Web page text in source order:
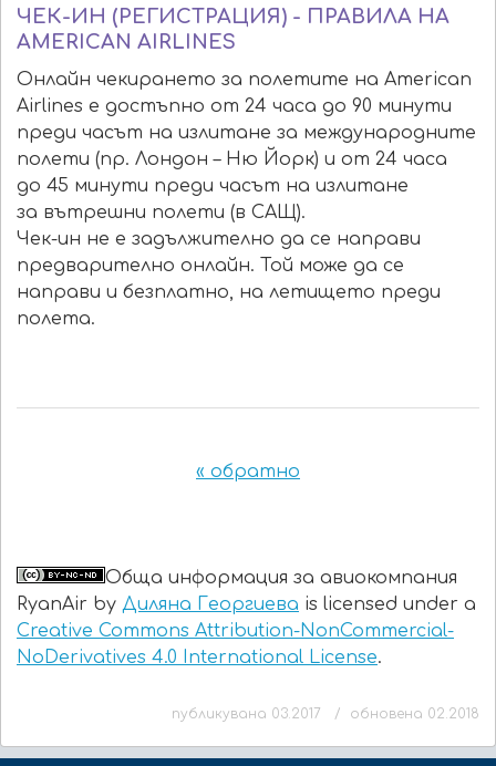
ЧЕК-ИН (РЕГИСТРАЦИЯ) - ПРАВИЛА НА
AMERICAN AIRLINES
Онлайн чекирането за полетите на American
Airlines е достъпно от 24 часа до 90 минути
преди часът на излитане за международните
полети (пр. Лондон – Ню Йорк) и от 24 часа
до 45 минути преди часът на излитане
за вътрешни полети (в САЩ).
Чек-ин не е задължително да се направи
предварително онлайн. Той може да се
направи и безплатно, на летището преди
полета.
« обратно
Обща информация за авиокомпания
RyanAir by Диляна Георгиева is licensed under a
Creative Commons Attribution-NonCommercial-
NoDerivatives 4.0 International License.
публикувана 03.2017 / обновена 02.2018